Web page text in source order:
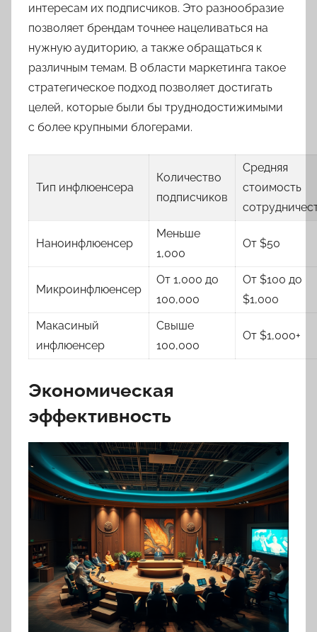
интересам их подписчиков. Это разнообразие
позволяет брендам точнее нацеливаться на
нужную аудиторию, а также обращаться к
различным темам. В области маркетинга такое
стратегическое подход позволяет достигать
целей, которые были бы труднодостижимыми
с более крупными блогерами.
Тип инфлюенсера
Количество
подписчиков
Средняя
стоимость
Наноинфлюенсер
Меньше
1,000
От $50
Микроинфлюенсер
От 1,000 до
100,000
От $100 до
$1,000
Макасиный
инфлюенсер
Свыше
100,000
От $1,000+
Экономическая
эффективность